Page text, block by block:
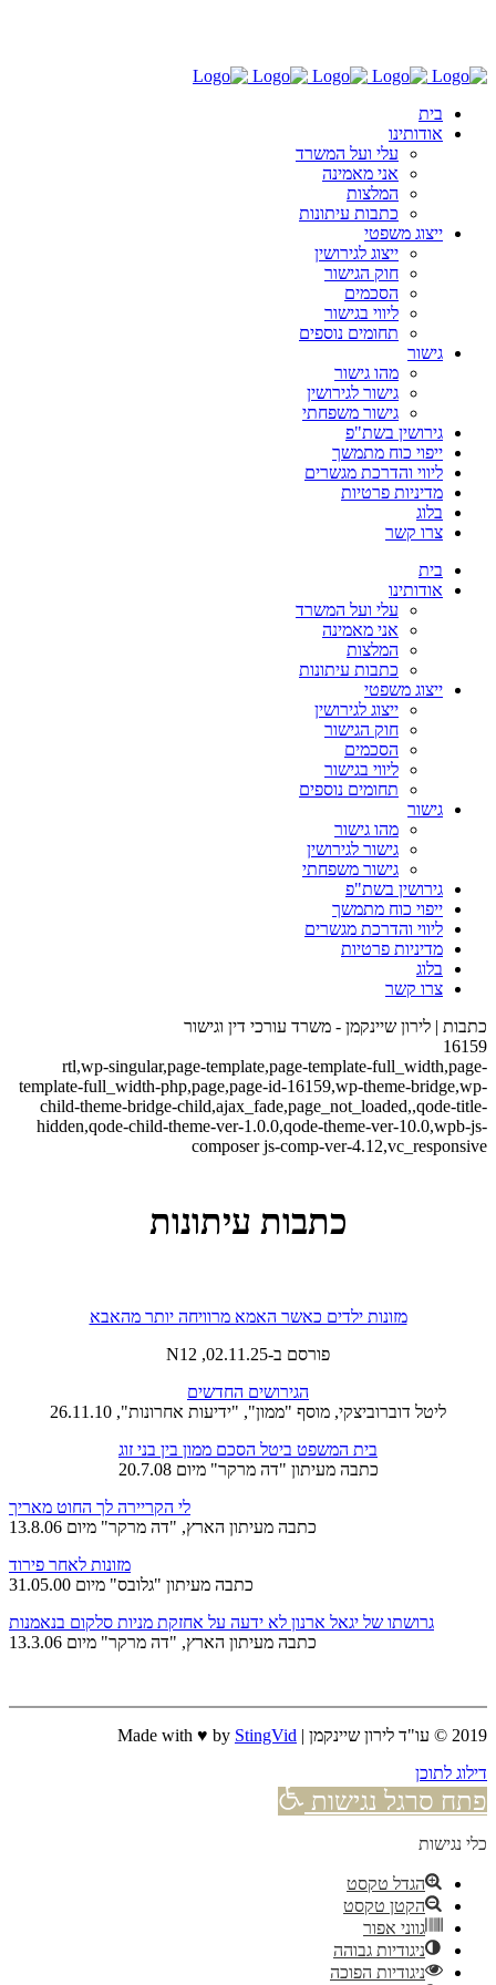
בית
אודותינו
עלי ועל המשרד
אני מאמינה
המלצות
כתבות עיתונות
ייצוג משפטי
ייצוג לגירושין
חוק הגישור
הסכמים
ליווי בגישור
תחומים נוספים
גישור
מהו גישור
גישור לגירושין
גישור משפחתי
גירושין בשת"פ
ייפוי כוח מתמשך
ליווי והדרכת מגשרים
מדיניות פרטיות
בלוג
צרו קשר
בית
אודותינו
עלי ועל המשרד
אני מאמינה
המלצות
כתבות עיתונות
ייצוג משפטי
ייצוג לגירושין
חוק הגישור
הסכמים
ליווי בגישור
תחומים נוספים
גישור
מהו גישור
גישור לגירושין
גישור משפחתי
גירושין בשת"פ
ייפוי כוח מתמשך
ליווי והדרכת מגשרים
מדיניות פרטיות
בלוג
צרו קשר
כתבות | לירון שיינקמן - משרד עורכי דין וגישור
16159
rtl,wp-singular,page-template,page-template-full_width,page-
template-full_width-php,page,page-id-16159,wp-theme-bridge,wp-
child-theme-bridge-child,ajax_fade,page_not_loaded,,qode-title-
hidden,qode-child-theme-ver-1.0.0,qode-theme-ver-10.0,wpb-js-
composer js-comp-ver-4.12,vc_responsive
כתבות עיתונות
מזונות ילדים כאשר האמא מרוויחה יותר מהאבא
פורסם ב-02.11.25, N12
הגירושים החדשים
ליטל דוברוביצקי, מוסף "ממון", "ידיעות אחרונות", 26.11.10
בית המשפט ביטל הסכם ממון בין בני זוג
כתבה מעיתון "דה מרקר" מיום 20.7.08
לי הקריירה לך החוט מאריך
כתבה מעיתון הארץ, "דה מרקר" מיום 13.8.06
מזונות לאחר פירוד
כתבה מעיתון "גלובס" מיום 31.05.00
גרושתו של יגאל ארנון לא ידעה על אחזקת מניות סלקום בנאמנות
כתבה מעיתון הארץ, "דה מרקר" מיום 13.3.06
2019 © עו"ד לירון שיינקמן | Made with ♥ by
StingVid
דילוג לתוכן
פתח סרגל נגישות
כלי נגישות
הגדל טקסט
הקטן טקסט
גווני אפור
ניגודיות גבוהה
ניגודיות הפוכה